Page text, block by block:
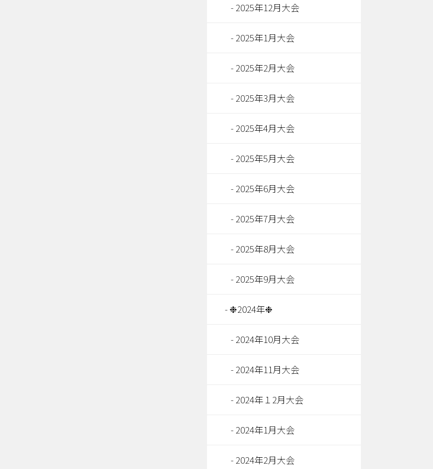
2025年12月大会
2025年1月大会
2025年2月大会
2025年3月大会
2025年4月大会
2025年5月大会
2025年6月大会
2025年7月大会
2025年8月大会
2025年9月大会
❉2024年❉
2024年10月大会
2024年11月大会
2024年１2月大会
2024年1月大会
2024年2月大会